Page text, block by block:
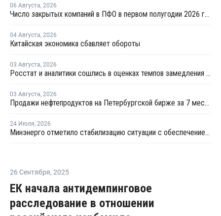
06 Августа, 2026
Число закрытых компаний в ПФО в первом полугодии 2026 года вдвое превысило число новых
04 Августа, 2026
Китайская экономика сбавляет обороты
03 Августа, 2026
Росстат и аналитики сошлись в оценках темпов замедления экономики
03 Августа, 2026
Продажи нефтепродуктов на Петербургской бирже за 7 месяцев снизились на 11,2%, в июле – на 35,6%
24 Июля, 2026
Минэнерго отметило стабилизацию ситуации с обеспечением топливом в ряде регионов
26 Сентября, 2025
ЕК начала антидемпинговое
расследование в отношении